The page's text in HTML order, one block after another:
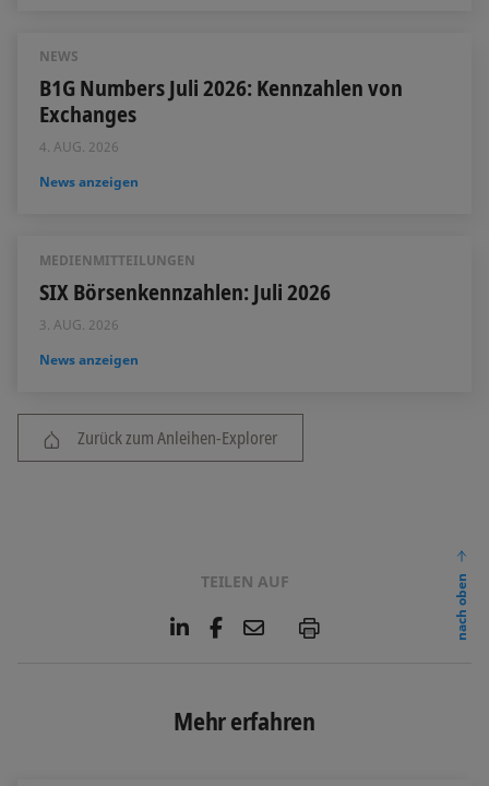
NEWS
B1G Numbers Juli 2026: Kennzahlen von
Exchanges
4. AUG. 2026
News anzeigen
MEDIENMITTEILUNGEN
SIX Börsenkennzahlen: Juli 2026
3. AUG. 2026
News anzeigen
Zurück zum Anleihen-Explorer
TEILEN AUF
L
e
d
F
o
E
l
P
nach oben
Mehr erfahren